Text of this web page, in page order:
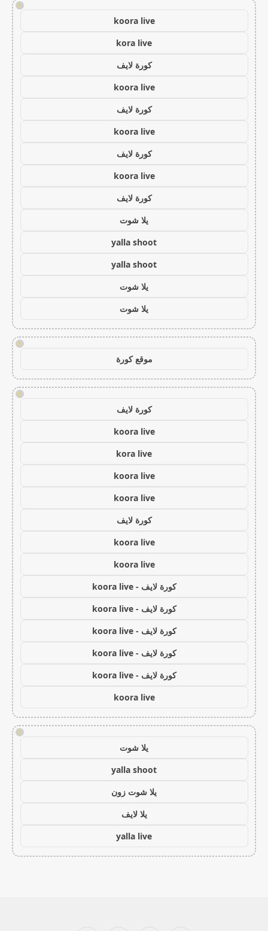
!
koora live
kora live
كورة لايف
koora live
كورة لايف
koora live
كورة لايف
koora live
كورة لايف
يلا شوت
yalla shoot
yalla shoot
يلا شوت
يلا شوت
!
موقع كورة
!
كورة لايف
koora live
kora live
koora live
koora live
كورة لايف
koora live
koora live
كورة لايف - koora live
كورة لايف - koora live
كورة لايف - koora live
كورة لايف - koora live
كورة لايف - koora live
koora live
!
يلا شوت
yalla shoot
يلا شوت زون
يلا لايف
yalla live